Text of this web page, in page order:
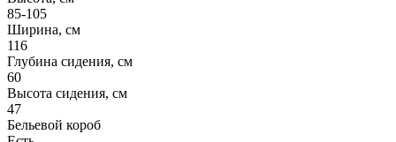
85-105
Ширина, см
116
Глубина сидения, см
60
Высота сидения, см
47
Бельевой короб